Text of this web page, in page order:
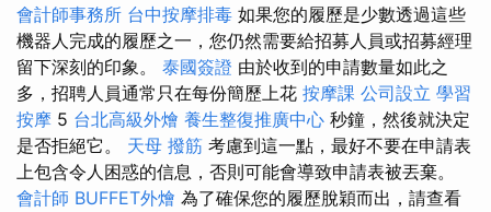
會計師事務所 台中按摩排毒 如果您的履歷是少數透過這些
機器人完成的履歷之一，您仍然需要給招募人員或招募經理
留下深刻的印象。 泰國簽證 由於收到的申請數量如此之
多，招聘人員通常只在每份簡歷上花 按摩課 公司設立 學習
按摩 5 台北高級外燴 養生整復推廣中心 秒鐘，然後就決定
是否拒絕它。 天母 撥筋 考慮到這一點，最好不要在申請表
上包含令人困惑的信息，否則可能會導致申請表被丟棄。
會計師 BUFFET外燴 為了確保您的履歷脫穎而出，請查看